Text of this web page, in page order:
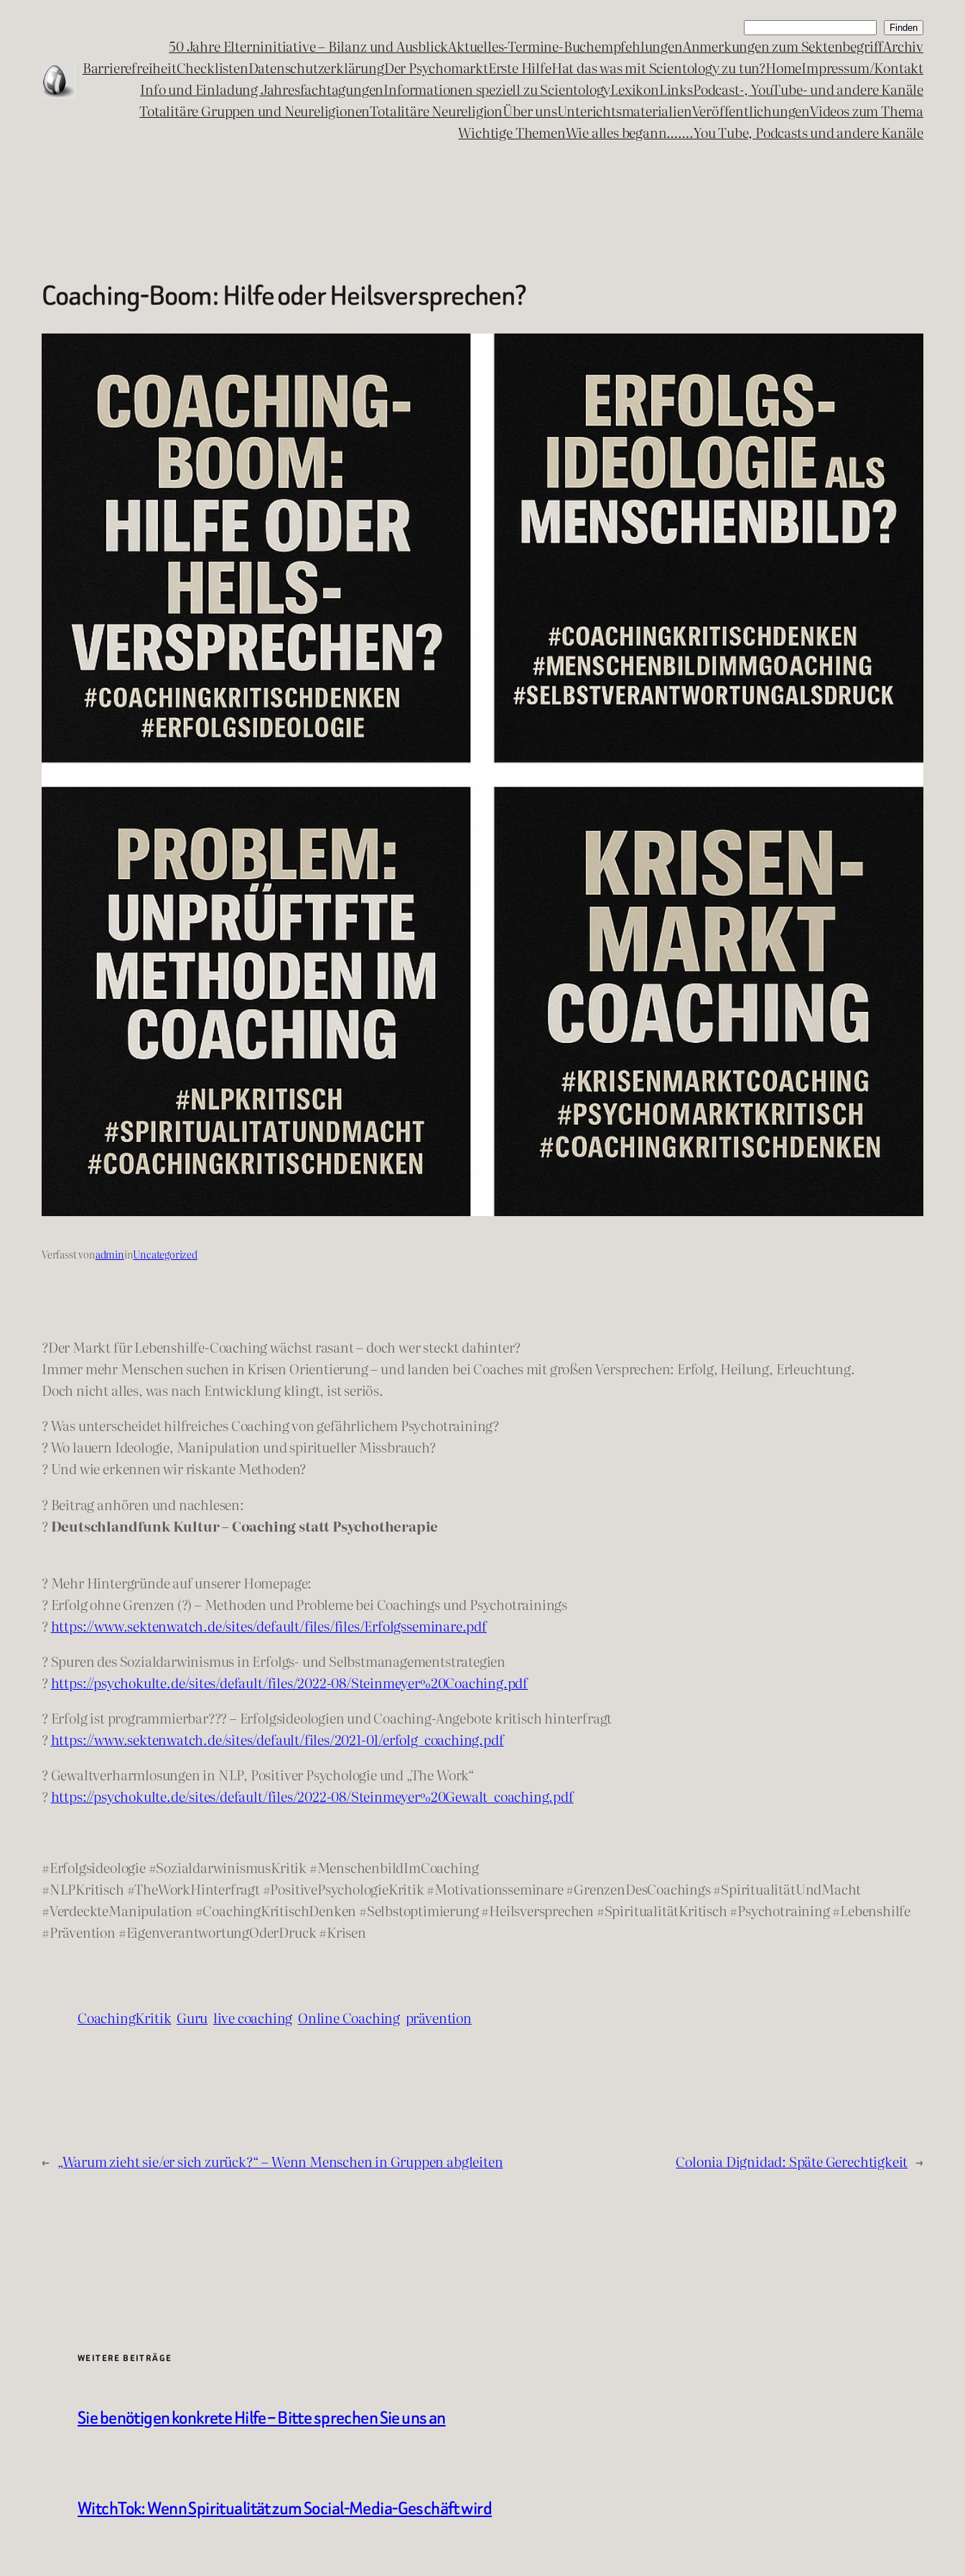
Suchen Finden
50 Jahre Elterninitiative – Bilanz und AusblickAktuelles-Termine-BuchempfehlungenAnmerkungen zum SektenbegriffArchiv
BarrierefreiheitChecklistenDatenschutzerklärungDer PsychomarktErste HilfeHat das was mit Scientology zu tun?HomeImpressum/Kontakt
Info und Einladung JahresfachtagungenInformationen speziell zu ScientologyLexikonLinksPodcast-, YouTube- und andere Kanäle
Totalitäre Gruppen und NeureligionenTotalitäre NeureligionÜber unsUnterichtsmaterialienVeröffentlichungenVideos zum Thema
Wichtige ThemenWie alles begann…….You Tube, Podcasts und andere Kanäle
Coaching-Boom: Hilfe oder Heilsversprechen?
Verfasst vonadmininUncategorized
?Der Markt für Lebenshilfe-Coaching wächst rasant – doch wer steckt dahinter?
Immer mehr Menschen suchen in Krisen Orientierung – und landen bei Coaches mit großen Versprechen: Erfolg, Heilung, Erleuchtung.
Doch nicht alles, was nach Entwicklung klingt, ist seriös.
? Was unterscheidet hilfreiches Coaching von gefährlichem Psychotraining?
? Wo lauern Ideologie, Manipulation und spiritueller Missbrauch?
? Und wie erkennen wir riskante Methoden?
? Beitrag anhören und nachlesen:
? Deutschlandfunk Kultur – Coaching statt Psychotherapie
? Mehr Hintergründe auf unserer Homepage:
? Erfolg ohne Grenzen (?) – Methoden und Probleme bei Coachings und Psychotrainings
? https://www.sektenwatch.de/sites/default/files/files/Erfolgsseminare.pdf
? Spuren des Sozialdarwinismus in Erfolgs- und Selbstmanagementstrategien
? https://psychokulte.de/sites/default/files/2022-08/Steinmeyer%20Coaching.pdf
? Erfolg ist programmierbar??? – Erfolgsideologien und Coaching-Angebote kritisch hinterfragt
? https://www.sektenwatch.de/sites/default/files/2021-01/erfolg_coaching.pdf
? Gewaltverharmlosungen in NLP, Positiver Psychologie und „The Work“
? https://psychokulte.de/sites/default/files/2022-08/Steinmeyer%20Gewalt_coaching.pdf
#Erfolgsideologie #SozialdarwinismusKritik #MenschenbildImCoaching
#NLPKritisch #TheWorkHinterfragt #PositivePsychologieKritik #Motivationsseminare #GrenzenDesCoachings #SpiritualitätUndMacht
#VerdeckteManipulation #CoachingKritischDenken #Selbstoptimierung #Heilsversprechen #SpiritualitätKritisch #Psychotraining #Lebenshilfe
#Prävention #EigenverantwortungOderDruck #Krisen
CoachingKritik Guru live coaching Online Coaching prävention
← „Warum zieht sie/er sich zurück?“ – Wenn Menschen in Gruppen abgleiten Colonia Dignidad: Späte Gerechtigkeit →
WEITERE BEITRÄGE
Sie benötigen konkrete Hilfe – Bitte sprechen Sie uns an
WitchTok: Wenn Spiritualität zum Social-Media-Geschäft wird